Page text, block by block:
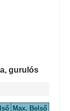
gurulós
Max. Belső